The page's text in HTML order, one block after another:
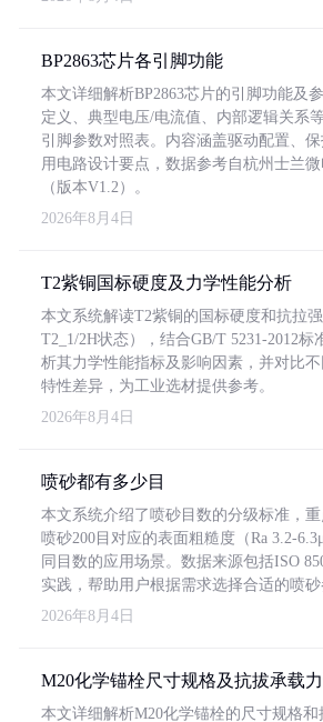
BP2863芯片各引脚功能
本文详细解析BP2863芯片的引脚功能及
定义、典型电压/电流值、内部逻辑关系
引脚参数对照表。内容涵盖驱动配置、
用电路设计要点，数据参考自杭州士兰
（版本V1.2）。
2026年8月4日
T2紫铜国标硬度及力学性能分析
本文系统解读T2紫铜的国标硬度和抗拉
T2_1/2H状态），结合GB/T 5231-2012标
析其力学性能指标及影响因素，并对比
特性差异，为工业选材提供参考。
2026年8月4日
喷砂都有多少目
本文系统介绍了喷砂目数的分级标准，
喷砂200目对应的表面粗糙度（Ra 3.2-
同目数的应用场景。数据来源包括ISO
实践，帮助用户根据需求选择合适的喷砂
2026年8月4日
M20化学锚栓尺寸规格及抗拔承载
本文详细解析M20化学锚栓的尺寸规格